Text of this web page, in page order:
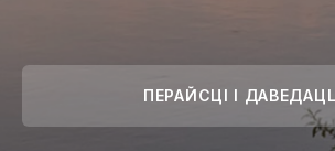
ПЕРАЙСЦІ І